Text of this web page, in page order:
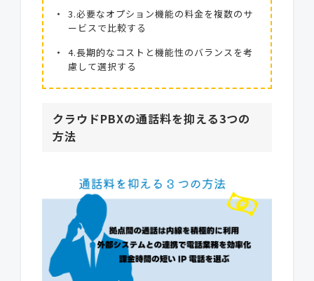
3.必要なオプション機能の料金を複数のサ
ービスで比較する
4.長期的なコストと機能性のバランスを考
慮して選択する
クラウドPBXの通話料を抑える3つの
方法